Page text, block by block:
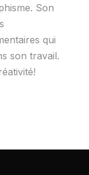
Son
qui
son travail.